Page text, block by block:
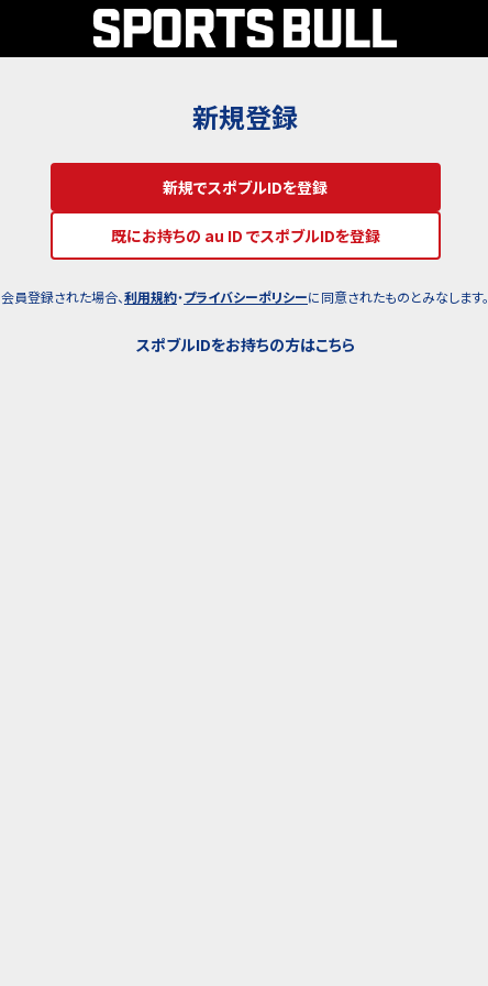
新規登録
新規でスポブルIDを登録
既にお持ちの au ID でスポブルIDを登録
会員登録された場合、利用規約・プライバシーポリシーに同意されたものとみなします。
スポブルIDをお持ちの方はこちら